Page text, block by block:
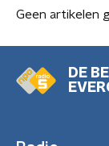
Geen artikelen
DE